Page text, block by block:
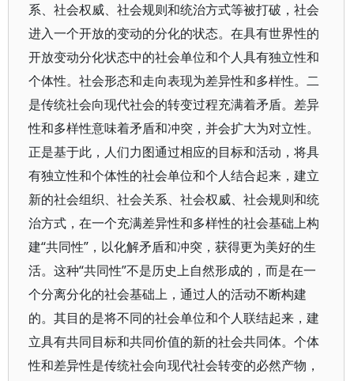
系、社会权威、社会规则和统治方式等被打破，社会
进入一个开放的变动的分化的状态。在具有世界性的
开放变动分化状态中的社会单位和个人具有独立性和
个体性。社会形态和走向表现为差异性和多样性。二
是传统社会向现代社会的转变过程充满着矛盾。差异
性和多样性意味着矛盾和冲突，并会扩大为对立性。
正是基于此，人们力图通过相应的目标和活动，将具
有独立性和个体性的社会单位和个人结合起来，建立
新的社会组织、社会关系、社会权威、社会规则和统
治方式，在一个充满差异性和多样性的社会基础上构
建“共同性”，以化解矛盾和冲突，获得更为美好的生
活。这种“共同性”不是历史上自然形成的，而是在一
个分离分化的社会基础上，通过人的活动不断构建
的。其目的是将不同的社会单位和个人联结起来，建
立具有共同目标和共同价值的新的社会共同体。个体
性和差异性是传统社会向现代社会转变的必然产物，